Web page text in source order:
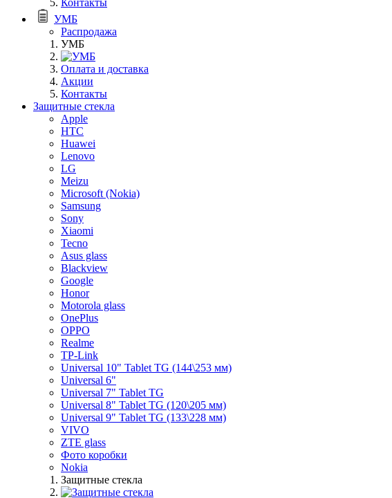
Контакты
УМБ
Распродажа
УМБ
Оплата и доставка
Акции
Контакты
Защитные стекла
Apple
HTC
Huawei
Lenovo
LG
Meizu
Microsoft (Nokia)
Samsung
Sony
Xiaomi
Tecno
Asus glass
Blackview
Google
Honor
Motorola glass
OnePlus
OPPO
Realme
TP-Link
Universal 10" Tablet TG (144\253 мм)
Universal 6"
Universal 7" Tablet TG
Universal 8" Tablet TG (120\205 мм)
Universal 9" Tablet TG (133\228 мм)
VIVO
ZTE glass
Фото коробки
Nokia
Защитные стекла